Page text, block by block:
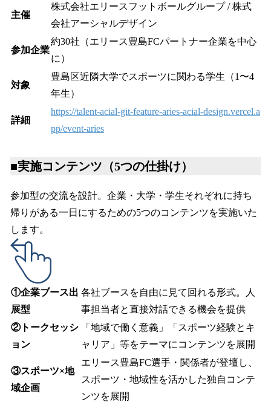
主催
株式会社エリースフットボールグループ / 株式
会社アーシャルデザイン
参加企業
約30社（エリース豊島FCパートナー企業を中心
に）
対象
豊島区近隣大学でスポーツに関わる学生（1〜4
年生）
詳細
https://talent-acial-git-feature-aries-acial-design.vercel.a
pp/event-aries
■実施コンテンツ（5つの仕掛け）
参加型の交流を設計。企業・大学・学生それぞれに持ち
帰りがある一日にするための5つのコンテンツを実施いた
します。
①企業ブース出
展型
各社ブースを自由に見て回れる形式。人
事担当者と直接対話できる機会を提供
②トークセッシ
ョン
「地域で働く意義」「スポーツ経験とキ
ャリア」等をテーマにコンテンツを展開
③スポーツ×地
域企画
エリース豊島FC選手・関係者が登壇し、
スポーツ・地域性を活かした独自コンテ
ンツを展開